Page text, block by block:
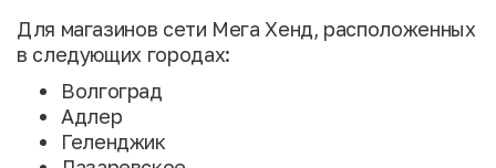
Для магазинов сети Мега Хенд, расположенных
в следующих городах:
Волгоград
Адлер
Геленджик